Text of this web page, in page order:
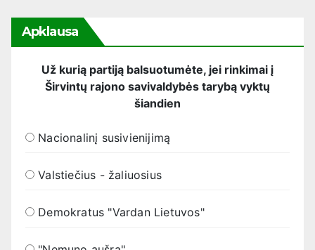
Apklausa
Už kurią partiją balsuotumėte, jei rinkimai į
Širvintų rajono savivaldybės tarybą vyktų
šiandien
Nacionalinį susivienijimą
Valstiečius - žaliuosius
Demokratus "Vardan Lietuvos"